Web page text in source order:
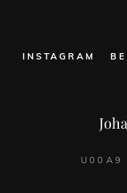
U00A9
INSTAGRAM